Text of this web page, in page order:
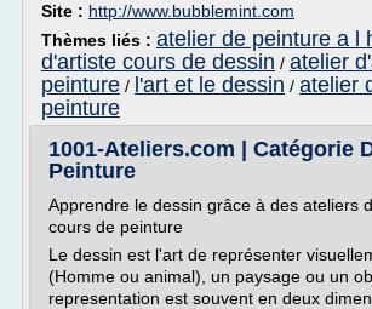
Site : http://www.bubblemint.com
Thèmes liés : atelier de peinture a l
d'artiste cours de dessin / atelier
peinture / l'art et le dessin / atelier
peinture
1001-Ateliers.com | Catégorie
Peinture
Apprendre le dessin grâce à des ateliers
cours de peinture
Le dessin est l'art de représenter
(Homme ou animal), un paysage ou un
representation est souvent en deux